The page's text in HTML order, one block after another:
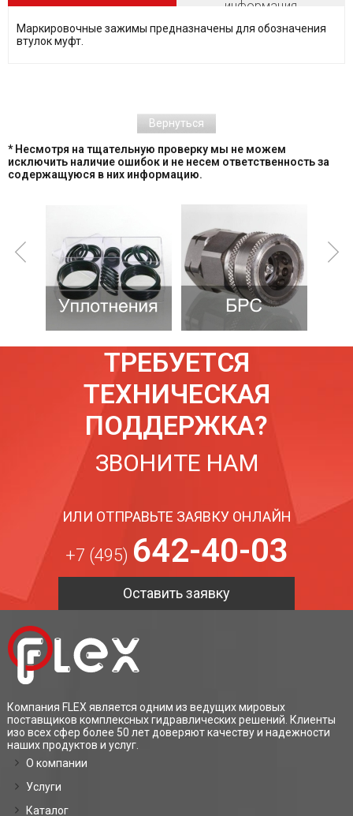
информация
Маркировочные зажимы предназначены для обозначения
втулок муфт.
Вернуться
* Несмотря на тщательную проверку мы не можем
исключить наличие ошибок и не несем ответственность за
содержащуюся в них информацию.
ТРЕБУЕТСЯ
ТЕХНИЧЕСКАЯ
ПОДДЕРЖКА?
ЗВОНИТЕ НАМ
ИЛИ ОТПРАВЬТЕ ЗАЯВКУ ОНЛАЙН
+7 (495) 642-40-03
Оставить заявку
Компания FLEX является одним из ведущих мировых
поставщиков комплексных гидравлических решений. Клиенты
изо всех сфер более 50 лет доверяют качеству и надежности
наших продуктов и услуг.
О компании
Услуги
Каталог